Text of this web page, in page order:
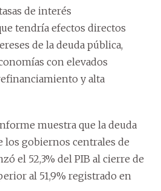
de interés
tendría efectos directos
de la deuda pública,
con elevados
y alta
muestra que la deuda
los gobiernos centrales de
el 52,3% del PIB al cierre de
al 51,9% registrado en